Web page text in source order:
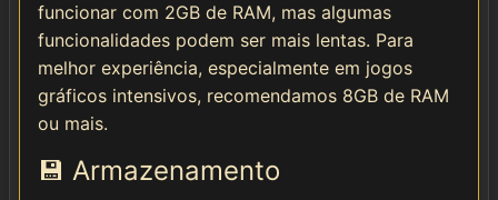
funcionar com 2GB de RAM, mas algumas
funcionalidades podem ser mais lentas. Para
melhor experiência, especialmente em jogos
gráficos intensivos, recomendamos 8GB de RAM
ou mais.
💾 Armazenamento